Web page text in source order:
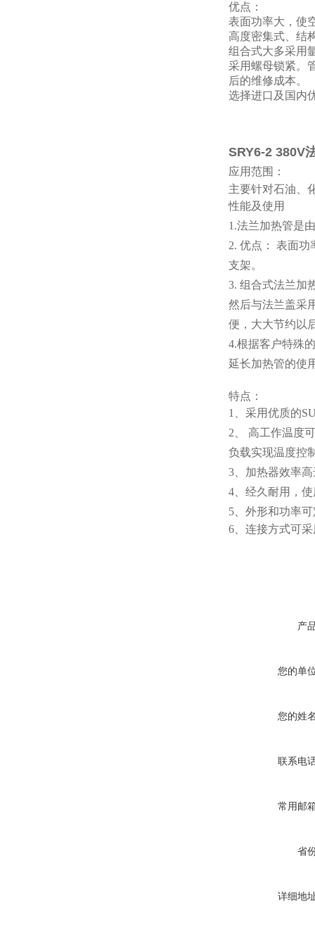
优点：
表面功率大，使
高度密集式、结
组合式大多采用
采用螺母锁紧。
后的维修成本。
选择进口及国内
SRY6-2 380V
应用范围：
主要针对石油、
性能及使用
1.法兰加热管是
2. 优点： 表面
支架。
3. 组合式法兰加
然后与法兰盖采
便，大大节约以
4.根据客户特殊
延长加热管的使
特点：
1、采用优质的
2、 高工作温度
负载实现温度控
3、加热器效率
4、经久耐用，
5、外形和功率
6、连接方式可
产
您的单
您的姓
联系电
常用邮
省
详细地